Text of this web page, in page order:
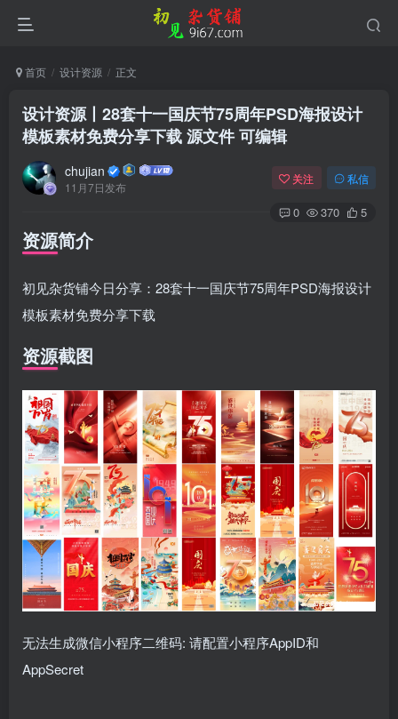
首页 设计资源 正文
设计资源丨28套十一国庆节75周年PSD海报设计
模板素材免费分享下载 源文件 可编辑
chujian
11月7日发布
关注 私信
0 370 5
资源简介
初见杂货铺今日分享：28套十一国庆节75周年PSD海报设计
模板素材免费分享下载
资源截图
无法生成微信小程序二维码: 请配置小程序AppID和
AppSecret